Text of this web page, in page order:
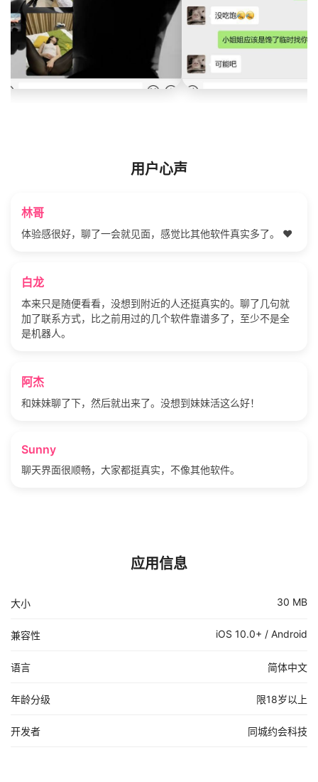
用户心声
林哥
体验感很好，聊了一会就见面，感觉比其他软件真实多了。 ❤️
白龙
本来只是随便看看，没想到附近的人还挺真实的。聊了几句就
加了联系方式，比之前用过的几个软件靠谱多了，至少不是全
是机器人。
阿杰
和妹妹聊了下，然后就出来了。没想到妹妹活这么好！
Sunny
聊天界面很顺畅，大家都挺真实，不像其他软件。
应用信息
大小 30 MB
兼容性 iOS 10.0+ / Android
语言 简体中文
年龄分级 限18岁以上
开发者 同城约会科技